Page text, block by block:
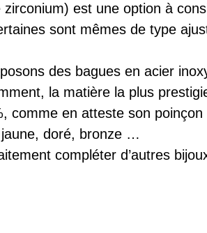
est une option à
sont mêmes de type
des bagues en acier
la matière la plus
comme en atteste son poinçon
doré, bronze …
compléter d’autres